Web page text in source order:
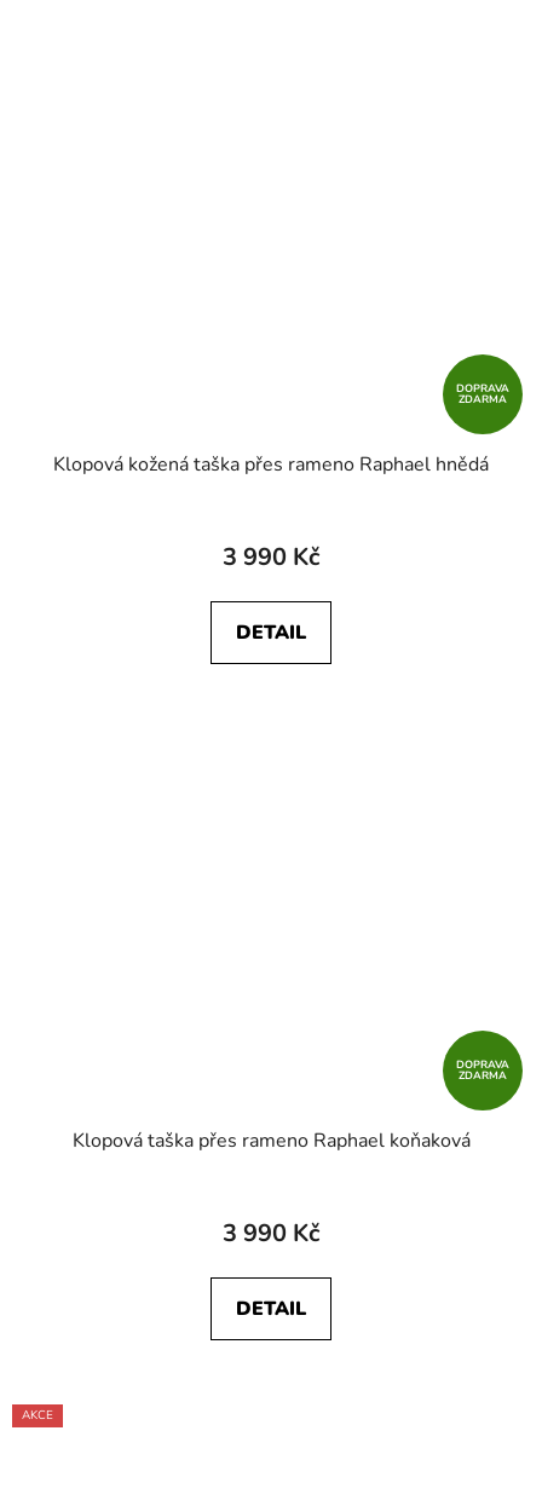
DOPRAVA
ZDARMA
Klopová kožená taška přes rameno Raphael hnědá
3 990 Kč
DETAIL
DOPRAVA
ZDARMA
Klopová taška přes rameno Raphael koňaková
3 990 Kč
DETAIL
AKCE